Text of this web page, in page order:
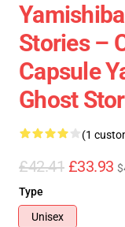
Stories –
Capsule
Ghost
(1
£42.41 £33.93
Type
Unisex